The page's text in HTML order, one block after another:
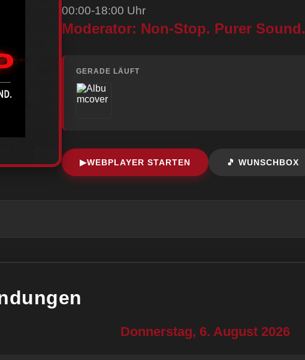
00:00-18:00 Uhr
Moderator: Non-Stop. Purer Sound.
GERADE LÄUFT
▶WEBPLAYER STARTEN 🎵 WUNSCHBOX
Donnerstag, 6. August 2026